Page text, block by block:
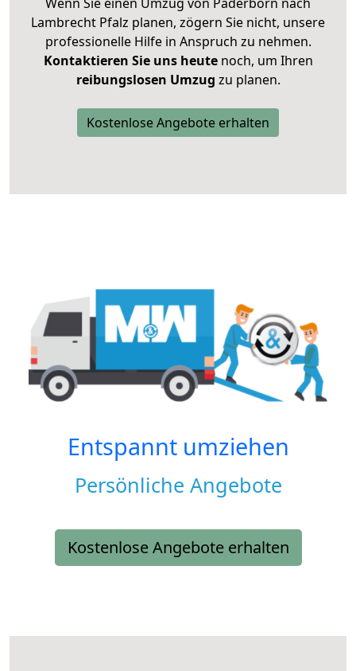
Lambrecht Pfalz planen, zögern Sie nicht, unsere
professionelle Hilfe in Anspruch zu nehmen.
Kontaktieren Sie uns heutenoch, um Ihren
reibungslosen Umzug zu planen.
Kostenlose Angebote erhalten
Entspannt umziehen
Persönliche Angebote
Kostenlose Angebote erhalten